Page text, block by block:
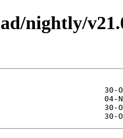
nightly/